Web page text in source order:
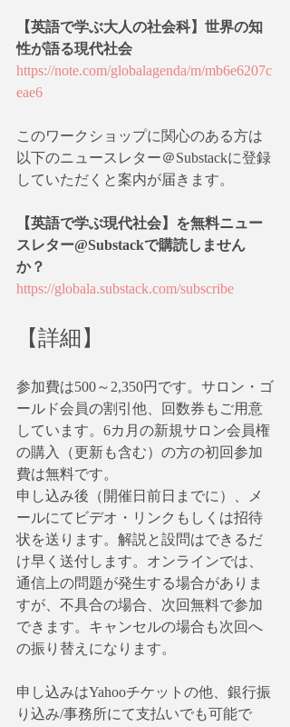
【英語で学ぶ大人の社会科】世界の知
性が語る現代社会
https://note.com/globalagenda/m/mb6e6207c
eae6
このワークショップに関心のある方は
以下のニュースレター＠Substackに登録
していただくと案内が届きます。
【英語で学ぶ現代社会】を無料ニュー
スレター@Substackで購読しません
か？
https://globala.substack.com/subscribe
【詳細】
参加費は500～2,350円です。サロン・ゴ
ールド会員の割引他、回数券もご用意
しています。6カ月の新規サロン会員権
の購入（更新も含む）の方の初回参加
費は無料です。
申し込み後（開催日前日までに）、メ
ールにてビデオ・リンクもしくは招待
状を送ります。解説と設問はできるだ
け早く送付します。オンラインでは、
通信上の問題が発生する場合がありま
すが、不具合の場合、次回無料で参加
できます。キャンセルの場合も次回へ
の振り替えになります。
申し込みはYahooチケットの他、銀行振
り込み/事務所にて支払いでも可能で